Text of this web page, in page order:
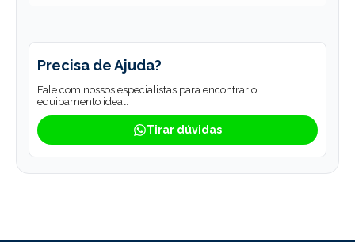
Precisa de Ajuda?
Fale com nossos especialistas para encontrar o
equipamento ideal.
Tirar dúvidas